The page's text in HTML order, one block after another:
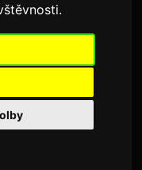
chlapa.